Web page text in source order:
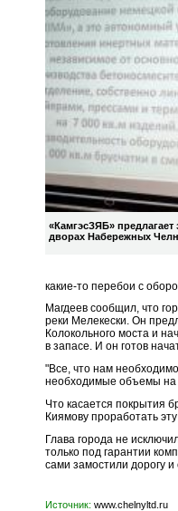
«КамгэсЗЯБ»
дворах Набережных
какие-то перебои с
Магдеев сообщил, что
реки Мелекески. Он
Колокольного моста и
в запасе. И он готов
"Все, что нам
необходимые объемы на
Что касается покрытия
Киямову проработать
Глава города не
только под гарантии
сами замостили дорогу и
Источник: www.chelnyltd.ru